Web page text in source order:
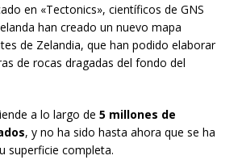
en «Tectonics», científicos de GNS
han creado un nuevo mapa
de Zelandia, que han podido elaborar
de rocas dragadas del fondo del
a lo largo de 5 millones de
, y no ha sido hasta ahora que se ha
superficie completa.